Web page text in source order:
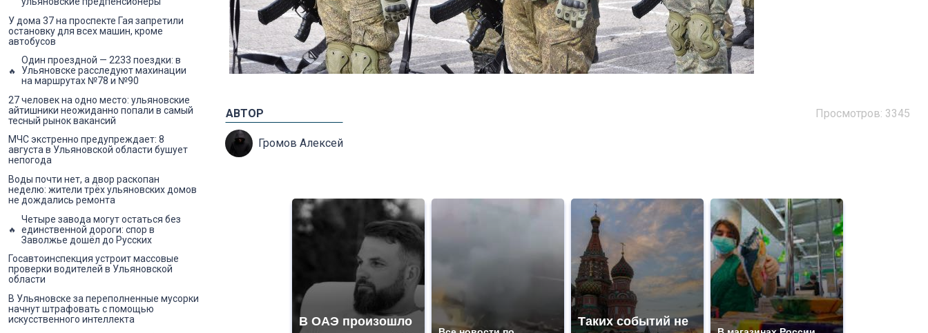
Просмотров: 3345
АВТОР
Громов Алексей
В ОАЭ произошло
Таких событий не
У дома 37 на проспекте Гая запретили
остановку для всех машин, кроме
автобусов
Один проездной — 2233 поездки: в
Ульяновске расследуют махинации
на маршрутах №78 и №90
27 человек на одно место: ульяновские
айтишники неожиданно попали в самый
тесный рынок вакансий
МЧС экстренно предупреждает: 8
августа в Ульяновской области бушует
непогода
Воды почти нет, а двор раскопан
неделю: жители трёх ульяновских домов
не дождались ремонта
Четыре завода могут остаться без
единственной дороги: спор в
Заволжье дошёл до Русских
Госавтоинспекция устроит массовые
проверки водителей в Ульяновской
области
В Ульяновске за переполненные мусорки
начнут штрафовать с помощью
искусственного интеллекта